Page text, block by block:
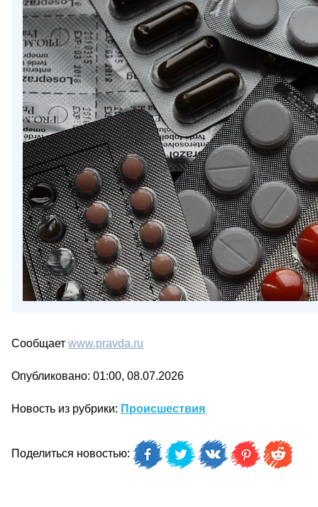
Сообщает www.pravda.ru
Опубликовано: 01:00, 08.07.2026
Новость из рубрики: Происшествия
Поделиться новостью: